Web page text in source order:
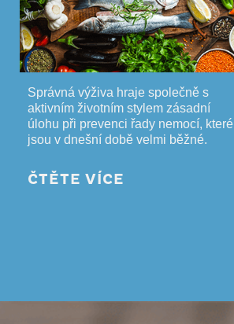
Správná výživa hraje společně s
aktivním životním stylem zásadní
úlohu při prevenci řady nemocí, které
jsou v dnešní době velmi běžné.
ČTĚTE VÍCE